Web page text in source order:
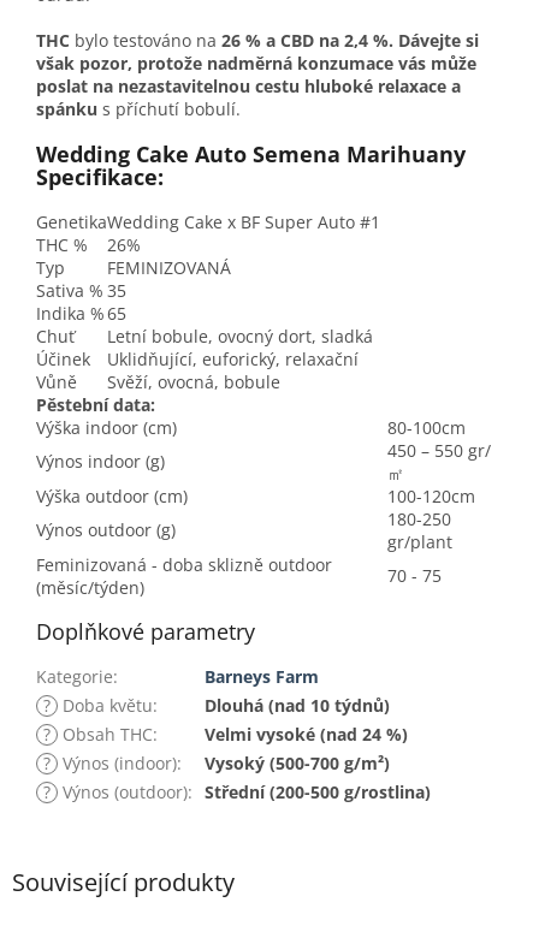
Související produkty
THC bylo testováno na 26 % a CBD na 2,4 %. Dávejte si
však pozor, protože nadměrná konzumace vás může
poslat na nezastavitelnou cestu hluboké relaxace a
spánku s příchutí bobulí.
Wedding Cake Auto Semena Marihuany
Specifikace:
GenetikaWedding Cake x BF Super Auto #1
THC %
26%
Typ
FEMINIZOVANÁ
Sativa % 35
Indika %65
Chuť
Letní bobule, ovocný dort, sladká
Účinek
Uklidňující, euforický, relaxační
Vůně
Svěží, ovocná, bobule
Pěstební data:
Výška indoor (cm)
80-100cm
Výnos indoor (g)
450 – 550 gr/
㎡
Výška outdoor (cm)
100-120cm
Výnos outdoor (g)
180-250
gr/plant
Feminizovaná - doba sklizně outdoor
(měsíc/týden)
70 - 75
Doplňkové parametry
Kategorie:
Barneys Farm
? Doba květu:
Dlouhá (nad 10 týdnů)
? Obsah THC:
Velmi vysoké (nad 24 %)
? Výnos (indoor):
Vysoký (500-700 g/m²)
? Výnos (outdoor): Střední (200-500 g/rostlina)